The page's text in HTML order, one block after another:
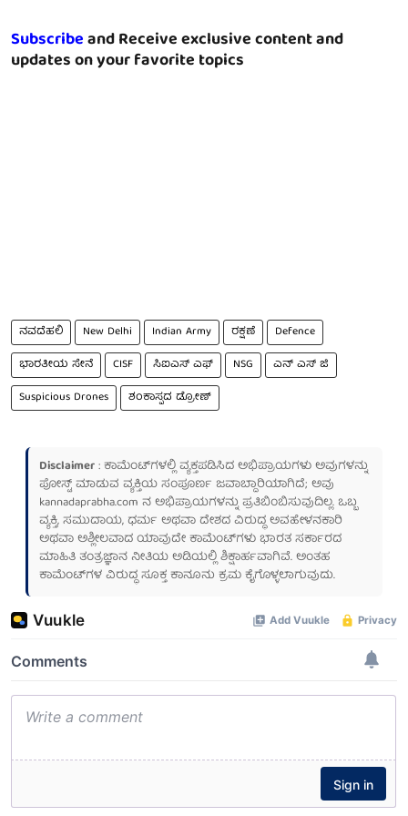
Subscribeand Receive exclusive content and
updates on your favorite topics
ನವದೆಹಲಿ New Delhi Indian Army ರಕ್ಷಣೆ
Defence
ಭಾರತೀಯ ಸೇನೆ
CISF ಸಿಐಎಸ್ ಎಫ್ NSG
ಎನ್ ಎಸ್ ಜಿ
Suspicious Drones
ಶಂಕಾಸ್ಪದ ಡ್ರೋಣ್
Disclaimer: ಕಾಮೆಂಟ್‌ಗಳಲ್ಲಿ ವ್ಯಕ್ತಪಡಿಸಿದ ಅಭಿಪ್ರಾಯಗಳು ಅವುಗಳನ್ನು
ಪೋಸ್ಟ್ ಮಾಡುವ ವ್ಯಕ್ತಿಯ ಸಂಪೂರ್ಣ ಜವಾಬ್ದಾರಿಯಾಗಿದೆ; ಅವು
kannadaprabha.com ನ ಅಭಿಪ್ರಾಯಗಳನ್ನು ಪ್ರತಿಬಿಂಬಿಸುವುದಿಲ್ಲ. ಒಬ್ಬ
ವ್ಯಕ್ತಿ, ಸಮುದಾಯ, ಧರ್ಮ ಅಥವಾ ದೇಶದ ವಿರುದ್ಧ ಅವಹೇಳನಕಾರಿ
ಅಥವಾ ಅಶ್ಲೀಲವಾದ ಯಾವುದೇ ಕಾಮೆಂಟ್‌ಗಳು ಭಾರತ ಸರ್ಕಾರದ
ಮಾಹಿತಿ ತಂತ್ರಜ್ಞಾನ ನೀತಿಯ ಅಡಿಯಲ್ಲಿ ಶಿಕ್ಷಾರ್ಹವಾಗಿವೆ. ಅಂತಹ
ಕಾಮೆಂಟ್‌ಗಳ ವಿರುದ್ಧ ಸೂಕ್ತ ಕಾನೂನು ಕ್ರಮ ಕೈಗೊಳ್ಳಲಾಗುವುದು.